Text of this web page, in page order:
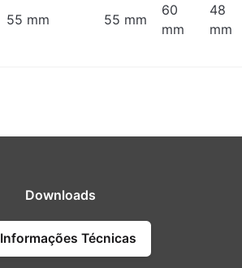
55 mm 55 mm
60
mm
48
mm
Downloads
Informações Técnicas